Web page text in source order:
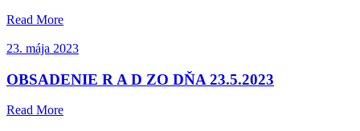
Read More
23. mája 2023
OBSADENIE R A D ZO DŇA 23.5.2023
Read More